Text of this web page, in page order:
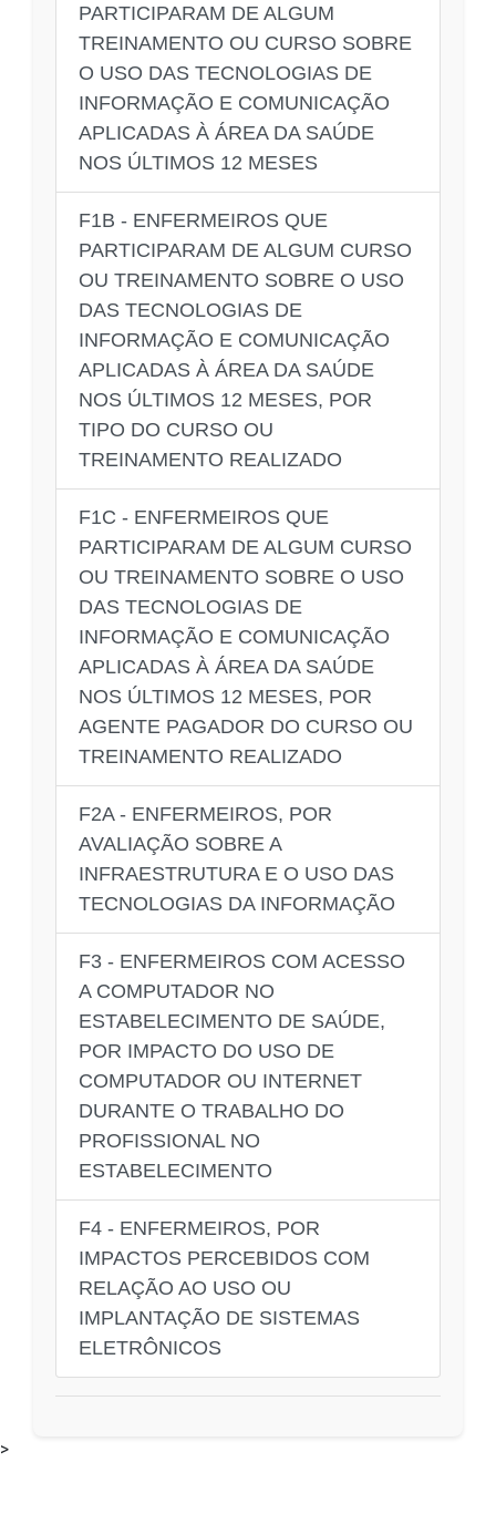
PARTICIPARAM DE ALGUM
TREINAMENTO OU CURSO SOBRE
O USO DAS TECNOLOGIAS DE
INFORMAÇÃO E COMUNICAÇÃO
APLICADAS À ÁREA DA SAÚDE
NOS ÚLTIMOS 12 MESES
F1B - ENFERMEIROS QUE
PARTICIPARAM DE ALGUM CURSO
OU TREINAMENTO SOBRE O USO
DAS TECNOLOGIAS DE
INFORMAÇÃO E COMUNICAÇÃO
APLICADAS À ÁREA DA SAÚDE
NOS ÚLTIMOS 12 MESES, POR
TIPO DO CURSO OU
TREINAMENTO REALIZADO
F1C - ENFERMEIROS QUE
PARTICIPARAM DE ALGUM CURSO
OU TREINAMENTO SOBRE O USO
DAS TECNOLOGIAS DE
INFORMAÇÃO E COMUNICAÇÃO
APLICADAS À ÁREA DA SAÚDE
NOS ÚLTIMOS 12 MESES, POR
AGENTE PAGADOR DO CURSO OU
TREINAMENTO REALIZADO
F2A - ENFERMEIROS, POR
AVALIAÇÃO SOBRE A
INFRAESTRUTURA E O USO DAS
TECNOLOGIAS DA INFORMAÇÃO
F3 - ENFERMEIROS COM ACESSO
A COMPUTADOR NO
ESTABELECIMENTO DE SAÚDE,
POR IMPACTO DO USO DE
COMPUTADOR OU INTERNET
DURANTE O TRABALHO DO
PROFISSIONAL NO
ESTABELECIMENTO
F4 - ENFERMEIROS, POR
IMPACTOS PERCEBIDOS COM
RELAÇÃO AO USO OU
IMPLANTAÇÃO DE SISTEMAS
ELETRÔNICOS
>